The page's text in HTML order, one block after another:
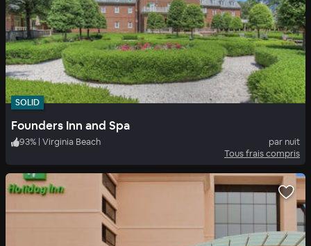
SOLID
Founders Inn and Spa
93% | Virginia Beach
par nuit
Tous frais compris